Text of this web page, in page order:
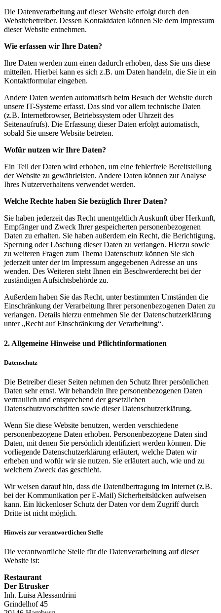
Die Datenverarbeitung auf dieser Website erfolgt durch den
Websitebetreiber. Dessen Kontaktdaten können Sie dem Impressum
dieser Website entnehmen.
Wie erfassen wir Ihre Daten?
Ihre Daten werden zum einen dadurch erhoben, dass Sie uns diese
mitteilen. Hierbei kann es sich z.B. um Daten handeln, die Sie in ein
Kontaktformular eingeben.
Andere Daten werden automatisch beim Besuch der Website durch
unsere IT-Systeme erfasst. Das sind vor allem technische Daten
(z.B. Internetbrowser, Betriebssystem oder Uhrzeit des
Seitenaufrufs). Die Erfassung dieser Daten erfolgt automatisch,
sobald Sie unsere Website betreten.
Wofür nutzen wir Ihre Daten?
Ein Teil der Daten wird erhoben, um eine fehlerfreie Bereitstellung
der Website zu gewährleisten. Andere Daten können zur Analyse
Ihres Nutzerverhaltens verwendet werden.
Welche Rechte haben Sie bezüglich Ihrer Daten?
Sie haben jederzeit das Recht unentgeltlich Auskunft über Herkunft,
Empfänger und Zweck Ihrer gespeicherten personenbezogenen
Daten zu erhalten. Sie haben außerdem ein Recht, die Berichtigung,
Sperrung oder Löschung dieser Daten zu verlangen. Hierzu sowie
zu weiteren Fragen zum Thema Datenschutz können Sie sich
jederzeit unter der im Impressum angegebenen Adresse an uns
wenden. Des Weiteren steht Ihnen ein Beschwerderecht bei der
zuständigen Aufsichtsbehörde zu.
Außerdem haben Sie das Recht, unter bestimmten Umständen die
Einschränkung der Verarbeitung Ihrer personenbezogenen Daten zu
verlangen. Details hierzu entnehmen Sie der Datenschutzerklärung
unter „Recht auf Einschränkung der Verarbeitung“.
2. Allgemeine Hinweise und Pflichtinformationen
Datenschutz
Die Betreiber dieser Seiten nehmen den Schutz Ihrer persönlichen
Daten sehr ernst. Wir behandeln Ihre personenbezogenen Daten
vertraulich und entsprechend der gesetzlichen
Datenschutzvorschriften sowie dieser Datenschutzerklärung.
Wenn Sie diese Website benutzen, werden verschiedene
personenbezogene Daten erhoben. Personenbezogene Daten sind
Daten, mit denen Sie persönlich identifiziert werden können. Die
vorliegende Datenschutzerklärung erläutert, welche Daten wir
erheben und wofür wir sie nutzen. Sie erläutert auch, wie und zu
welchem Zweck das geschieht.
Wir weisen darauf hin, dass die Datenübertragung im Internet (z.B.
bei der Kommunikation per E-Mail) Sicherheitslücken aufweisen
kann. Ein lückenloser Schutz der Daten vor dem Zugriff durch
Dritte ist nicht möglich.
Hinweis zur verantwortlichen Stelle
Die verantwortliche Stelle für die Datenverarbeitung auf dieser
Website ist:
Restaurant
Der Etrusker
Inh. Luisa Alessandrini
Grindelhof 45